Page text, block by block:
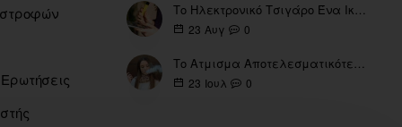
Το Ηλεκτρονικό Τσιγάρο Ένα Ικανό Εργαλείο για τη Διακοπή του Καπνίσματος
23 Αυγ 0
Το Ατμισμα Αποτελεσματικότερο μέσω για την διακοπή Καπνίσματος
23 Ιουλ 0